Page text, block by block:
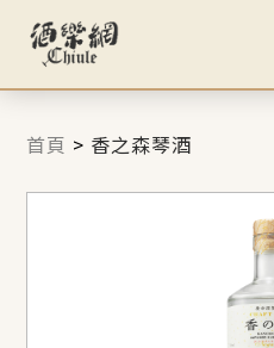
首頁 > 香之森琴酒